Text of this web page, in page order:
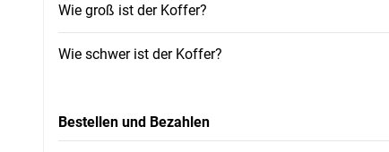
Wie groß ist der Koffer?
Wie schwer ist der Koffer?
Bestellen und Bezahlen